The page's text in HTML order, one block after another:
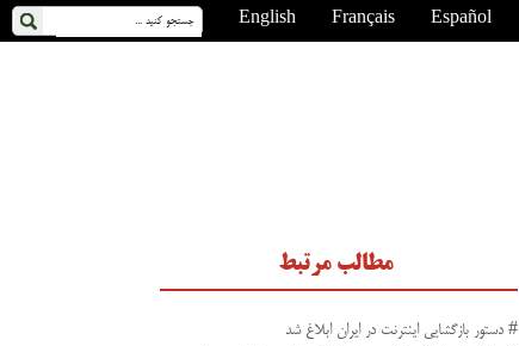
English Français Español
مطالب مرتبط
# دستور بازگشایی اینترنت در ایران ابلاغ شد